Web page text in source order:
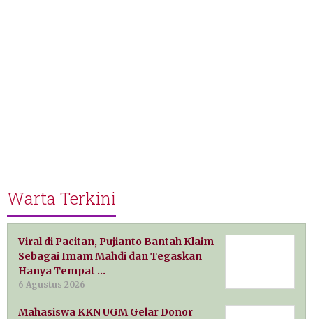
Warta Terkini
Viral di Pacitan, Pujianto Bantah Klaim
Sebagai Imam Mahdi dan Tegaskan
Hanya Tempat …
6 Agustus 2026
Mahasiswa KKN UGM Gelar Donor